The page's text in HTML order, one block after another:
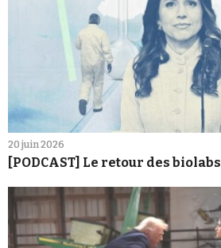
20 juin 2026
[PODCAST] Le retour des biolabs